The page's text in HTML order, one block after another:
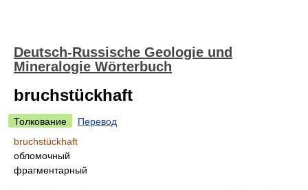
Deutsch-Russische Geologie und
Mineralogie Wörterbuch
bruchstückhaft
Толкование
Перевод
bruchstückhaft
обломочный
фрагментарный